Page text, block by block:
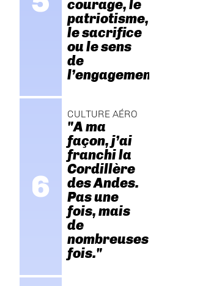
courage, le
patriotisme,
le sacrifice
ou le sens
de
l’engagement."
CULTURE AÉRO
"A ma
façon, j’ai
franchi la
Cordillère
des Andes.
Pas une
fois, mais
de
nombreuses
fois."